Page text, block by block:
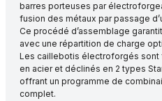
barres porteuses par
fusion des métaux par passage
Ce procédé d’assemblage
avec une répartition de charge
Les caillebotis électroforgés
en acier et déclinés en 2 types
offrant un programme de
complet.